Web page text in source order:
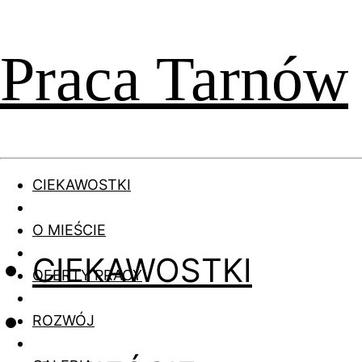
Praca Tarnów
CIEKAWOSTKI
O MIEŚCIE
OFERTY PRACY
ROZWÓJ
CIEKAWOSTKI